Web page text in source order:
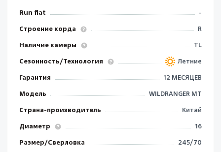
Run flat
-
Строение корда
R
Наличие камеры
TL
Сезонность/Технология
Летние
Гарантия
12 МЕСЯЦЕВ
Модель
WILDRANGER MT
Страна-производитель
Китай
Диаметр
16
Размер/Сверловка
245/70